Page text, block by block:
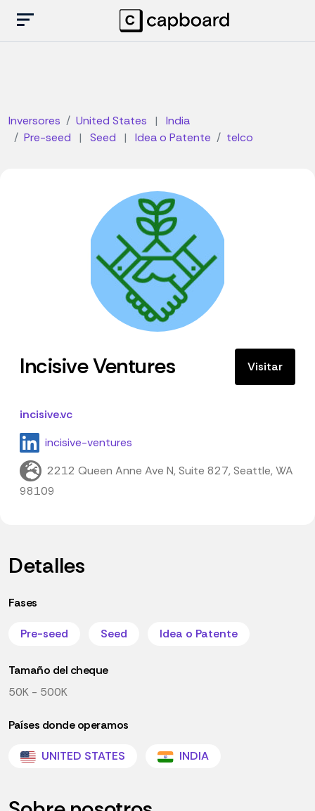
Inversores United States |
India
Pre-seed
| Seed | Idea o Patente telco
Incisive Ventures Visitar
incisive.vc
incisive-ventures
2212 Queen Anne Ave N, Suite 827, Seattle, WA
98109
Detalles
Fases
Pre-seed Seed Idea o Patente
Tamaño del cheque
50K - 500K
Países donde operamos
UNITED STATES INDIA